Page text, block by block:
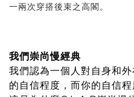
一兩次穿搭後束之高閣。
我們崇尚慢經典
我們認為一個人對自身和
的自信程度，而你的自信